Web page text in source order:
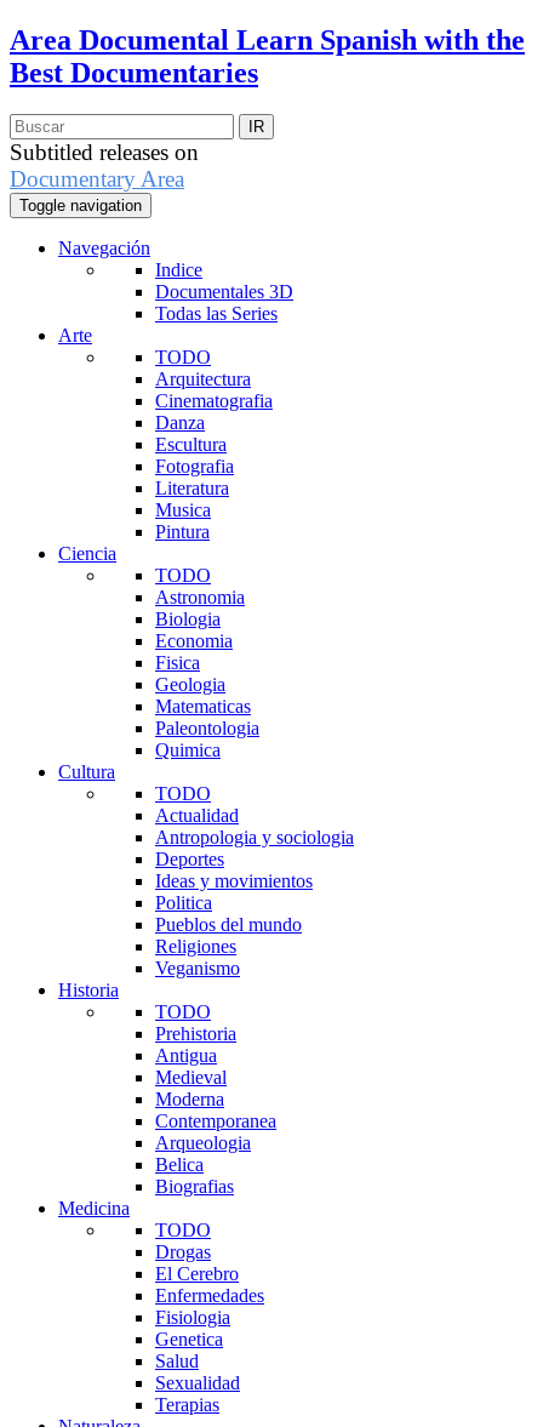
Area Documental Learn Spanish with the
Best Documentaries
Subtitled releases on
Documentary Area
Toggle navigation
Navegación
Indice
Documentales 3D
Todas las Series
Arte
TODO
Arquitectura
Cinematografia
Danza
Escultura
Fotografia
Literatura
Musica
Pintura
Ciencia
TODO
Astronomia
Biologia
Economia
Fisica
Geologia
Matematicas
Paleontologia
Quimica
Cultura
TODO
Actualidad
Antropologia y sociologia
Deportes
Ideas y movimientos
Politica
Pueblos del mundo
Religiones
Veganismo
Historia
TODO
Prehistoria
Antigua
Medieval
Moderna
Contemporanea
Arqueologia
Belica
Biografias
Medicina
TODO
Drogas
El Cerebro
Enfermedades
Fisiologia
Genetica
Salud
Sexualidad
Terapias